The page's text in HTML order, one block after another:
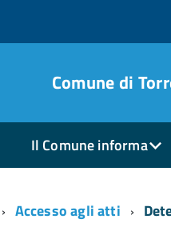
Comune di
Il Comune informa
Accesso agli atti